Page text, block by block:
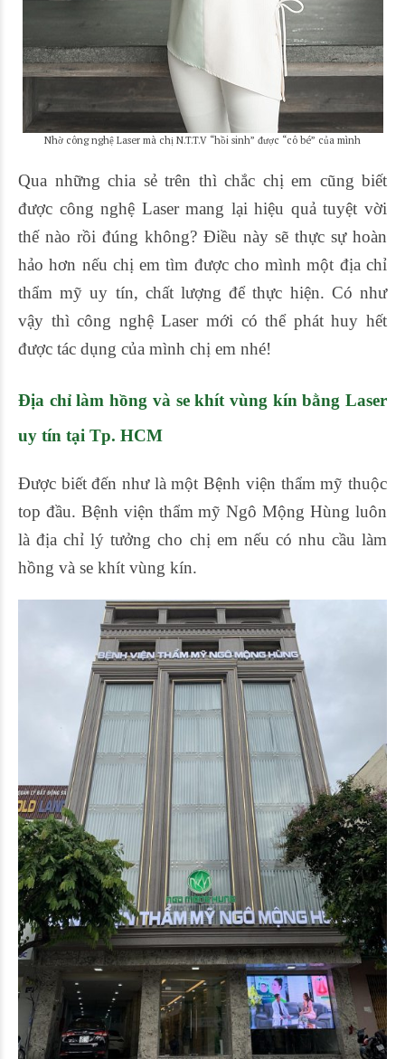
Nhờ công nghệ Laser mà chị N.T.T.V “hồi sinh” được “cô bé” của mình
Qua những chia sẻ trên thì chắc chị em cũng biết
được công nghệ Laser mang lại hiệu quả tuyệt vời
thế nào rồi đúng không? Điều này sẽ thực sự hoàn
hảo hơn nếu chị em tìm được cho mình một địa chỉ
thẩm mỹ uy tín, chất lượng để thực hiện. Có như
vậy thì công nghệ Laser mới có thể phát huy hết
được tác dụng của mình chị em nhé!
Địa chỉ làm hồng và se khít vùng kín bằng Laser
uy tín tại Tp. HCM
Được biết đến như là một Bệnh viện thẩm mỹ thuộc
top đầu. Bệnh viện thẩm mỹ Ngô Mộng Hùng luôn
là địa chỉ lý tưởng cho chị em nếu có nhu cầu làm
hồng và se khít vùng kín.